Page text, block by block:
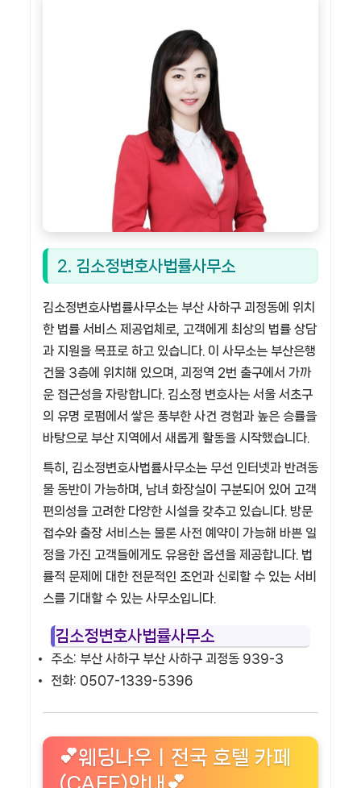
2. 김소정변호사법률사무소
김소정변호사법률사무소는 부산 사하구 괴정동에 위치
한 법률 서비스 제공업체로, 고객에게 최상의 법률 상담
과 지원을 목표로 하고 있습니다. 이 사무소는 부산은행
건물 3층에 위치해 있으며, 괴정역 2번 출구에서 가까
운 접근성을 자랑합니다. 김소정 변호사는 서울 서초구
의 유명 로펌에서 쌓은 풍부한 사건 경험과 높은 승률을
바탕으로 부산 지역에서 새롭게 활동을 시작했습니다.
특히, 김소정변호사법률사무소는 무선 인터넷과 반려동
물 동반이 가능하며, 남녀 화장실이 구분되어 있어 고객
편의성을 고려한 다양한 시설을 갖추고 있습니다. 방문
접수와 출장 서비스는 물론 사전 예약이 가능해 바쁜 일
정을 가진 고객들에게도 유용한 옵션을 제공합니다. 법
률적 문제에 대한 전문적인 조언과 신뢰할 수 있는 서비
스를 기대할 수 있는 사무소입니다.
김소정변호사법률사무소
주소: 부산 사하구 부산 사하구 괴정동 939-3
전화: 0507-1339-5396
💕웨딩나우ㅣ전국 호텔 카페
(CAFE)안내💕